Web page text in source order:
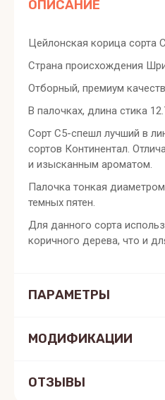
ОПИСАНИЕ
Цейлонская корица сорта
Страна происхождения
Отборный, премиум
В палочках, длина стика
Сорт С5-спешл лучший в
сортов Континентал.
и изысканным ароматом.
Палочка тонкая
темных пятен.
Для данного сорта
коричного дерева, что и
ПАРАМЕТРЫ
МОДИФИКАЦИИ
ОТЗЫВЫ